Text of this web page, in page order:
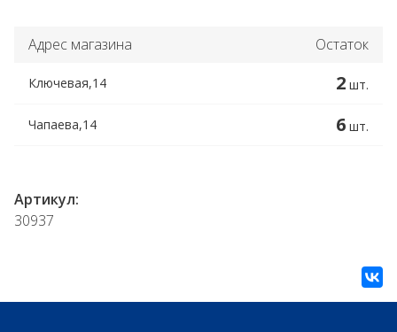
Адрес магазина Остаток
Ключевая,14 2 шт.
Чапаева,14 6 шт.
Артикул:
30937